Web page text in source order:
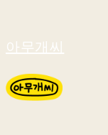
아무개씨